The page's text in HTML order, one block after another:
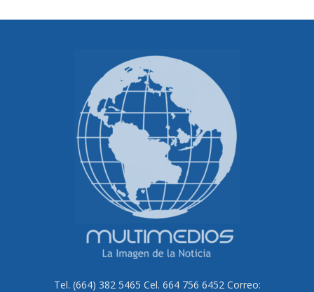
Tel. (664) 382 5465 Cel. 664 756 6452 Correo: